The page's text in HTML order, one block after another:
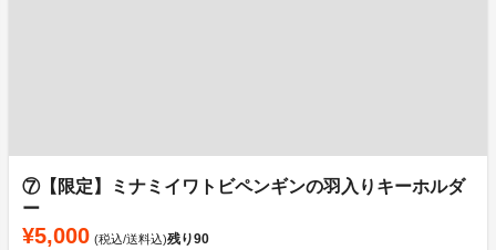
⑦【限定】ミナミイワトビペンギンの羽入りキーホルダ
ー
¥5,000 (税込/送料込)残り90